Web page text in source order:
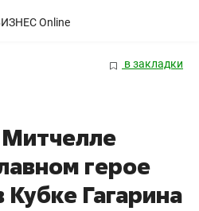
в закладки
герое
Гагарина